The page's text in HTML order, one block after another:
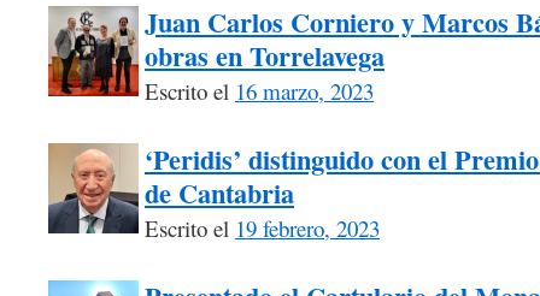
Juan Carlos Corniero y Marcos
obras en Torrelavega
Escrito el 16 marzo, 2023
‘Peridis’ distinguido con el
de Cantabria
Escrito el 19 febrero, 2023